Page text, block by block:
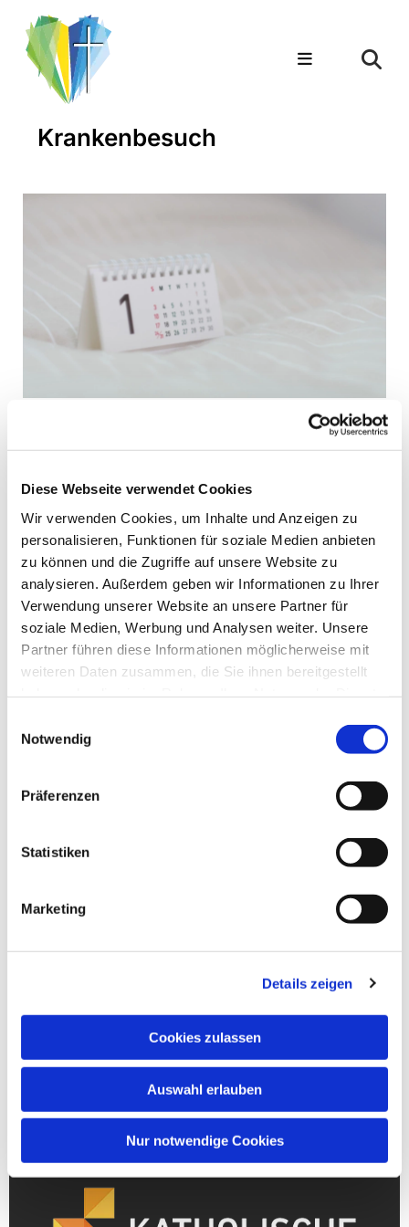
Diese Webseite verwendet Cookies
Wir verwenden Cookies, um Inhalte und Anzeigen zu
personalisieren, Funktionen für soziale Medien anbieten
zu können und die Zugriffe auf unsere Website zu
analysieren. Außerdem geben wir Informationen zu Ihrer
Verwendung unserer Website an unsere Partner für
soziale Medien, Werbung und Analysen weiter. Unsere
Partner führen diese Informationen möglicherweise mit
weiteren Daten zusammen, die Sie ihnen bereitgestellt
Notwendig
Präferenzen
Statistiken
Marketing
Details zeigen
Cookies zulassen
Auswahl erlauben
Nur notwendige Cookies
Krankenbesuch
Freitag, 1. Oktober 2027, 11:00 Uhr
Dies könnte Sie auch
interessieren